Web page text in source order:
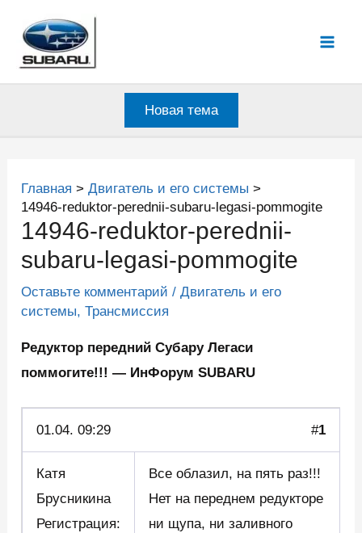
содержимому
Новая тема
Главная
Двигатель и его системы
14946-reduktor-perednii-subaru-legasi-pommogite
14946-reduktor-perednii-
subaru-legasi-pommogite
Оставьте комментарий /Двигатель и его
системы,Трансмиссия
Редуктор передний Субару Легаси
поммогите!!! — ИнФорум SUBARU
01.04. 09:29 #1
Катя
Брусникина
Регистрация:
Все облазил, на пять раз!!!
Нет на переднем редукторе
ни щупа, ни заливного